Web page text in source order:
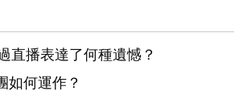
直播表達了何種遺憾？
如何運作？